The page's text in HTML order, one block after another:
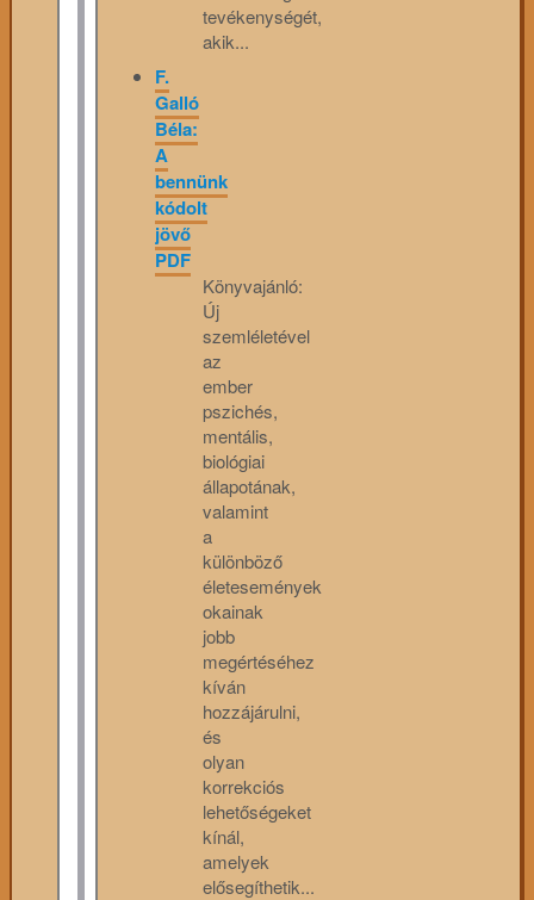
tevékenységét,
akik...
F.
Galló
Béla:
A
bennünk
kódolt
jövő
PDF
Könyvajánló:
Új
szemléletével
az
ember
pszichés,
mentális,
biológiai
állapotának,
valamint
a
különböző
életesemények
okainak
jobb
megértéséhez
kíván
hozzájárulni,
és
olyan
korrekciós
lehetőségeket
kínál,
amelyek
elősegíthetik...